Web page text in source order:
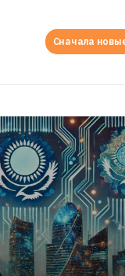
Сначала